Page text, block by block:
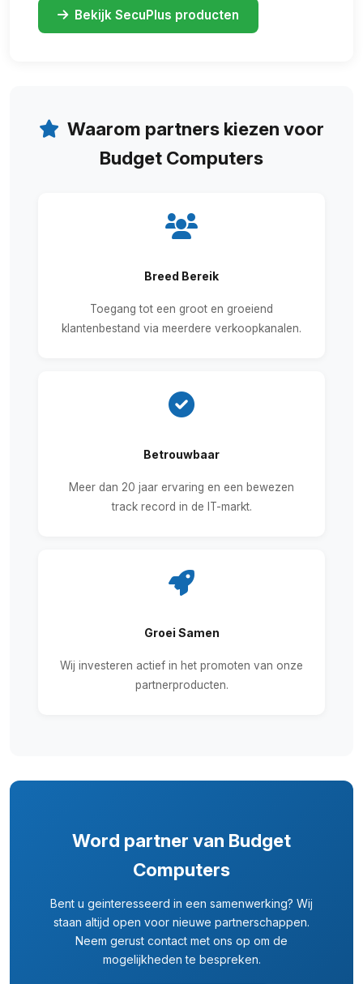
Bekijk SecuPlus producten
Waarom partners kiezen voor
Budget Computers
Breed Bereik
Toegang tot een groot en groeiend
klantenbestand via meerdere verkoopkanalen.
Betrouwbaar
Meer dan 20 jaar ervaring en een bewezen
track record in de IT-markt.
Groei Samen
Wij investeren actief in het promoten van onze
partnerproducten.
Word partner van Budget
Computers
Bent u geinteresseerd in een samenwerking? Wij
staan altijd open voor nieuwe partnerschappen.
Neem gerust contact met ons op om de
mogelijkheden te bespreken.